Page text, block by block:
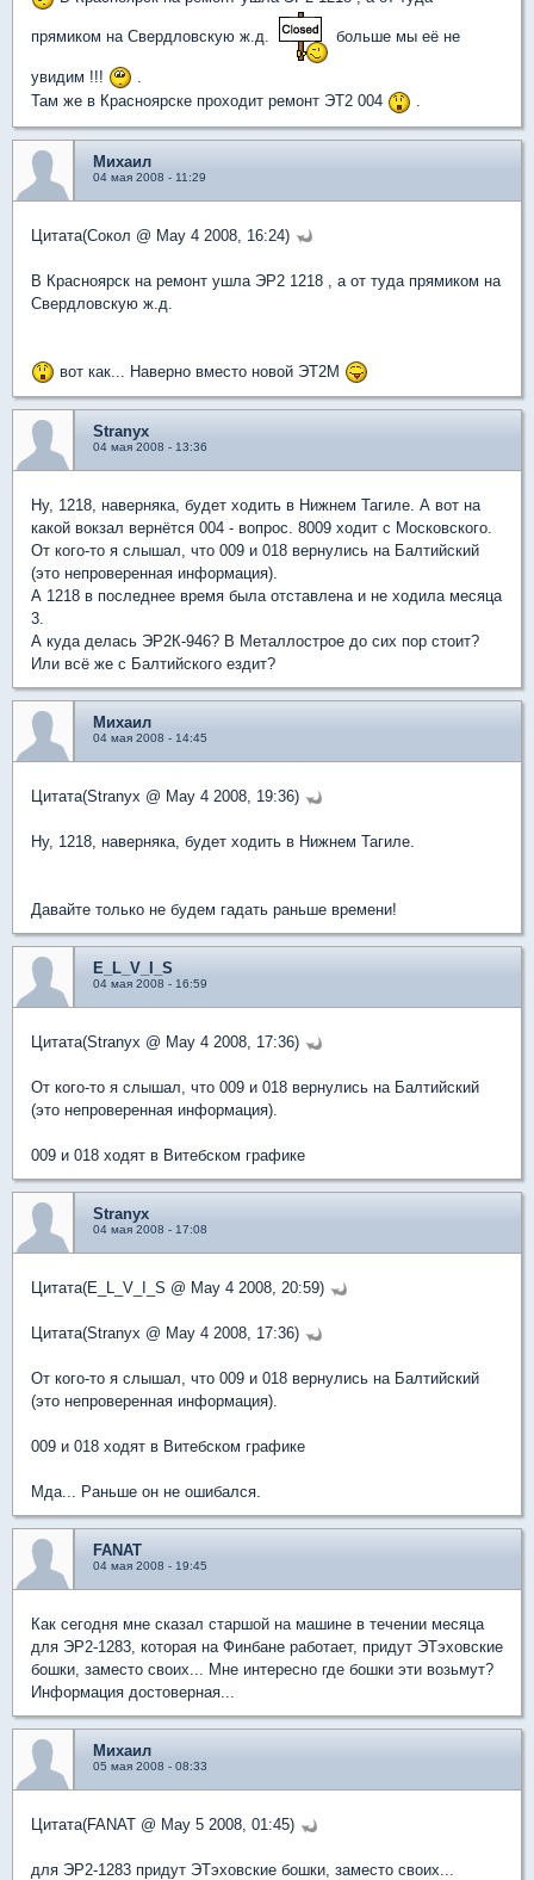
прямиком на Свердловскую ж.д. больше мы её не
увидим !!!
Там же в Красноярске проходит ремонт ЭТ2 004
.
Михаил
04 мая 2008 - 11:29
Цитата(Сокол @ May 4 2008, 16:24)
В Красноярск на ремонт ушла ЭР2 1218 , а от туда прямиком на
Свердловскую ж.д.
вот как... Наверно вместо новой ЭТ2М
Stranyx
04 мая 2008 - 13:36
Ну, 1218, наверняка, будет ходить в Нижнем Тагиле. А вот на
какой вокзал вернётся 004 - вопрос. 8009 ходит с Московского.
От кого-то я слышал, что 009 и 018 вернулись на Балтийский
(это непроверенная информация).
А 1218 в последнее время была отставлена и не ходила месяца
3.
А куда делась ЭР2К-946? В Металлострое до сих пор стоит?
Или всё же с Балтийского ездит?
Михаил
04 мая 2008 - 14:45
Цитата(Stranyx @ May 4 2008, 19:36)
Ну, 1218, наверняка, будет ходить в Нижнем Тагиле.
Давайте только не будем гадать раньше времени!
E_L_V_I_S
04 мая 2008 - 16:59
Цитата(Stranyx @ May 4 2008, 17:36)
От кого-то я слышал, что 009 и 018 вернулись на Балтийский
(это непроверенная информация).
009 и 018 ходят в Витебском графике
Stranyx
04 мая 2008 - 17:08
Цитата(E_L_V_I_S @ May 4 2008, 20:59)
Цитата(Stranyx @ May 4 2008, 17:36)
От кого-то я слышал, что 009 и 018 вернулись на Балтийский
(это непроверенная информация).
009 и 018 ходят в Витебском графике
Мда... Раньше он не ошибался.
FANAT
04 мая 2008 - 19:45
Как сегодня мне сказал старшой на машине в течении месяца
для ЭР2-1283, которая на Финбане работает, придут ЭТэховские
бошки, заместо своих... Мне интересно где бошки эти возьмут?
Информация достоверная...
Михаил
05 мая 2008 - 08:33
Цитата(FANAT @ May 5 2008, 01:45)
для ЭР2-1283 придут ЭТэховские бошки, заместо своих...